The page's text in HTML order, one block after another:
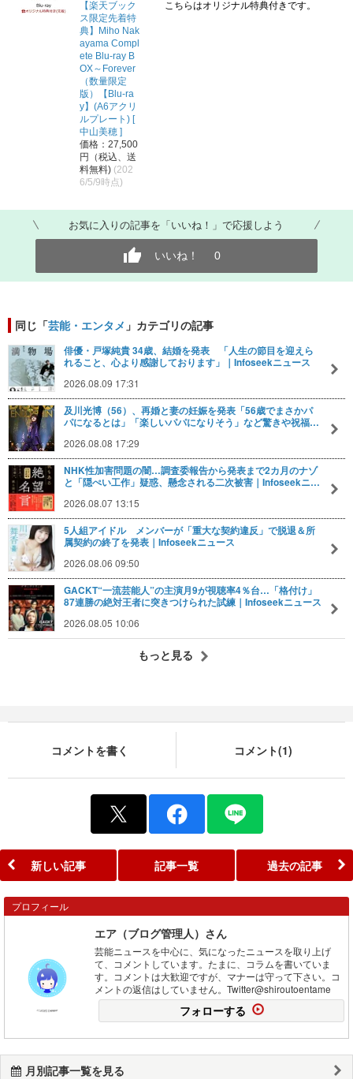
【楽天ブック
ス限定先着特
典】Miho Nak
ayama Compl
ete Blu-ray B
OX～Forever
（数量限定
版）【Blu-ra
y】(A6アクリ
ルプレート) [
中山美穂 ]
価格：27,500
円（税込、送
料無料) (202
6/5/9時点)
こちらはオリジナル特典付きです。
お気に入りの記事を「いいね！」で応援しよう
いいね！ 0
同じ「芸能・エンタメ 」カテゴリの記事
俳優・戸塚純貴 34歳、結婚を発表 「人生の節目を迎えら
れること、心より感謝しております」｜Infoseekニュース
2026.08.09 17:31
及川光博（56）、再婚と妻の妊娠を発表「56歳でまさかパ
パになるとは」「楽しいパパになりそう」など驚きや祝福…
2026.08.08 17:29
NHK性加害問題の闇…調査委報告から発表まで2カ月のナゾ
と「隠ぺい工作」疑惑、懸念される二次被害｜Infoseekニ…
2026.08.07 13:15
5人組アイドル メンバーが「重大な契約違反」で脱退＆所
属契約の終了を発表｜Infoseekニュース
2026.08.06 09:50
GACKT“一流芸能人”の主演月9が視聴率4％台…「格付け」
87連勝の絶対王者に突きつけられた試練｜Infoseekニュース
2026.08.05 10:06
もっと見る
コメントを書く コメント(1)
新しい記事 記事一覧 過去の記事
プロフィール
エア（ブログ管理人）さん
芸能ニュースを中心に、気になったニュースを取り上げ
て、コメントしています。たまに、コラムを書いていま
す。コメントは大歓迎ですが、マナーは守って下さい。コ
メントの返信はしていません。Twitter@shiroutoentame
フォローする
月別記事一覧を見る